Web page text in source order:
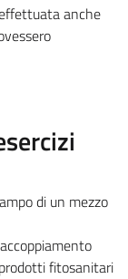
anche
di un mezzo
fitosanitari